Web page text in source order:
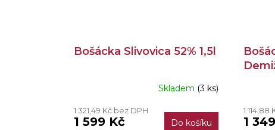
Bošácka Slivovica 52% 1,5l
Skladem (3 ks)
1 321,49 Kč bez DPH
1 599 Kč Do košíku
je
1
1